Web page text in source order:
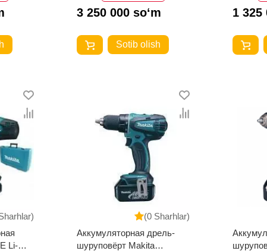
3 250 000 so‘m
Sotib olish
1 325
Li-
(0 Sharhlar)
Аккумуляторная дрель-
шуруповёрт Makita